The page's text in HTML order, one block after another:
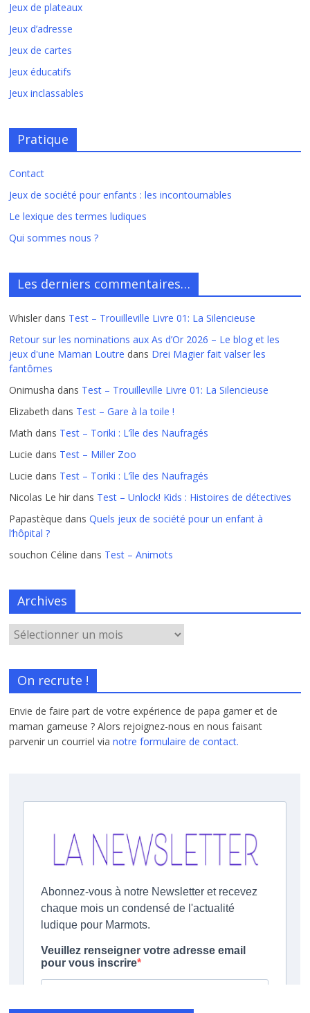
Jeux de plateaux
Jeux d’adresse
Jeux de cartes
Jeux éducatifs
Jeux inclassables
Pratique
Contact
Jeux de société pour enfants : les incontournables
Le lexique des termes ludiques
Qui sommes nous ?
Les derniers commentaires…
Whisler dans Test – Trouilleville Livre 01: La Silencieuse
Retour sur les nominations aux As d’Or 2026 – Le blog et les
jeux d'une Maman Loutre dans Drei Magier fait valser les
fantômes
Onimusha dans Test – Trouilleville Livre 01: La Silencieuse
Elizabeth dans Test – Gare à la toile !
Math dans Test – Toriki : L’île des Naufragés
Lucie dans Test – Miller Zoo
Lucie dans Test – Toriki : L’île des Naufragés
Nicolas Le hir dans Test – Unlock! Kids : Histoires de détectives
Papastèque dansQuels jeux de société pour un enfant à
l’hôpital ?
souchon Céline dans Test – Animots
Archives
On recrute !
Envie de faire part de votre expérience de papa gamer et de
maman gameuse ? Alors rejoignez-nous en nous faisant
parvenir un courriel vianotre formulaire de contact.